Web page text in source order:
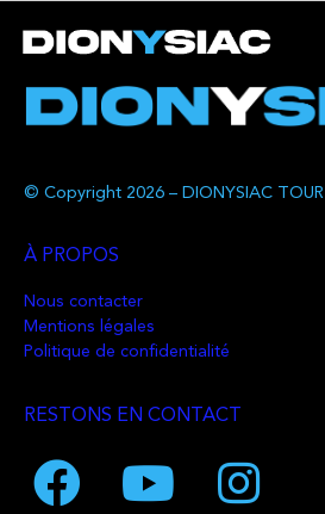
© Copyright 2026 – DIONYSIAC TOUR
À PROPOS
Nous contacter
Mentions légales
Politique de confidentialité
RESTONS EN CONTACT